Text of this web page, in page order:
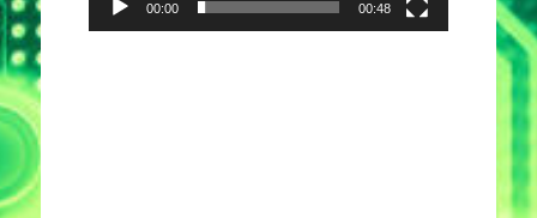
00:00 00:48